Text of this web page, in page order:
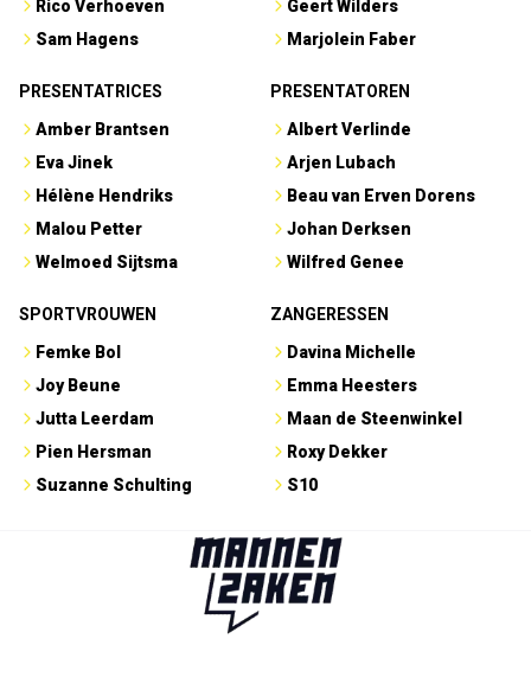
Rico Verhoeven
Sam Hagens
Geert Wilders
Marjolein Faber
PRESENTATRICES
Amber Brantsen
Eva Jinek
Hélène Hendriks
Malou Petter
Welmoed Sijtsma
PRESENTATOREN
Albert Verlinde
Arjen Lubach
Beau van Erven Dorens
Johan Derksen
Wilfred Genee
SPORTVROUWEN
Femke Bol
Joy Beune
Jutta Leerdam
Pien Hersman
Suzanne Schulting
ZANGERESSEN
Davina Michelle
Emma Heesters
Maan de Steenwinkel
Roxy Dekker
S10